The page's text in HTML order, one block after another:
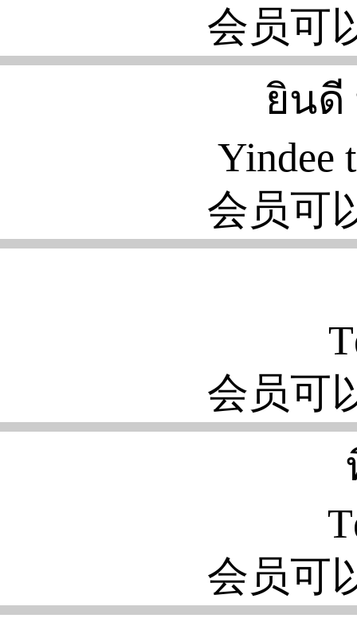
会员可
ยินดี
Yindee
会员可
会员可
会员可